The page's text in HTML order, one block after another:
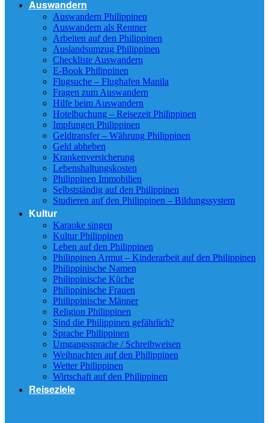
Auswandern
Auswandern Philippinen
Auswandern als Rentner
Arbeiten auf den Philippinen
Auslandsumzug Philippinen
Checkliste Auswandern
E-Book Philippinen
Flugsuche – Flughafen Manila
Fragen zum Auswandern
Hilfe beim Auswandern
Hotelbuchung – Reisezeit Philippinen
Impfungen Philippinen
Geldtransfer – Währung Philippinen
Geld abheben
Krankenversicherung
Lebenshaltungskosten
Philippinen Immobilien
Selbstständig auf den Philippinen
Studieren auf den Philippinen – Bildungssystem
Kultur
Karaoke singen
Kultur Philippinen
Leben auf den Philippinen
Philippinen Armut – Kinderarbeit auf den Philippinen
Philippinische Namen
Philippinische Küche
Philippinische Frauen
Philippinische Männer
Religion Philippinen
Sind die Philippinen gefährlich?
Sprache Philippinen
Umgangssprache / Schreibweisen
Weihnachten auf den Philippinen
Wetter Philippinen
Wirtschaft auf den Philippinen
Reiseziele